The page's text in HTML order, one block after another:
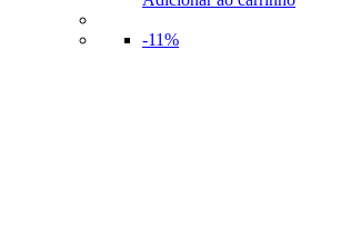
-11%